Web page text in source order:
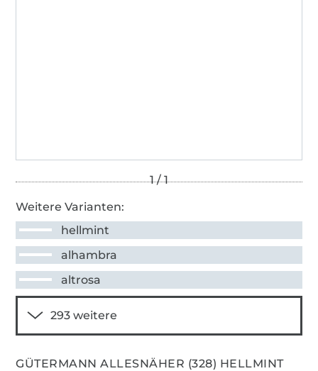
Weitere Varianten:
hellmint
alhambra
altrosa
GÜTERMANN ALLESNÄHER (328) HELLMINT